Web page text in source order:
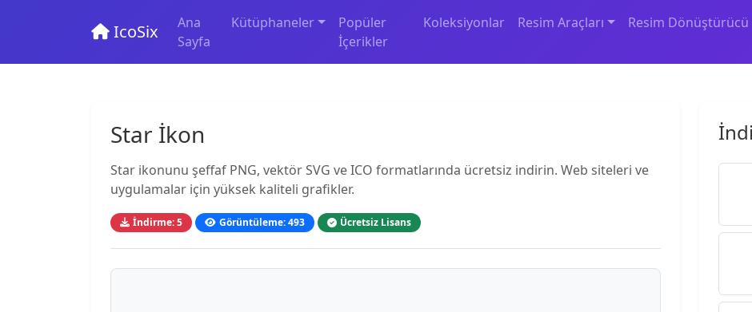
IcoSix
Ana
Sayfa
Kütüphaneler
Popüler
İçerikler
Koleksiyonlar Resim Araçları Resim Dönüştürücü
Star İkon
Star ikonunu şeffaf PNG, vektör SVG ve ICO formatlarında ücretsiz indirin. Web siteleri ve
uygulamalar için yüksek kaliteli grafikler.
İndirme: 5 Görüntüleme: 493 Ücretsiz Lisans